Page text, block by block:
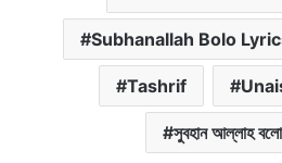
Subhanallah Bolo
Tashrif
সুবহান আল্লাহ বলো